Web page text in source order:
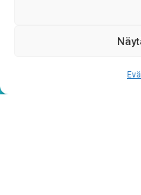
Tutustu